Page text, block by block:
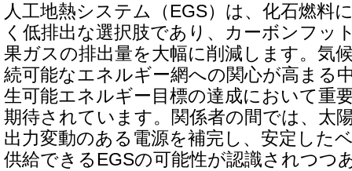
人工地熱システム（EGS）は、化石燃料
く低排出な選択肢であり、カーボンフッ
果ガスの排出量を大幅に削減します。気
続可能なエネルギー網への関心が高まる
生可能エネルギー目標の達成において重
期待されています。関係者の間では、太
出力変動のある電源を補完し、安定した
供給できるEGSの可能性が認識されつつ